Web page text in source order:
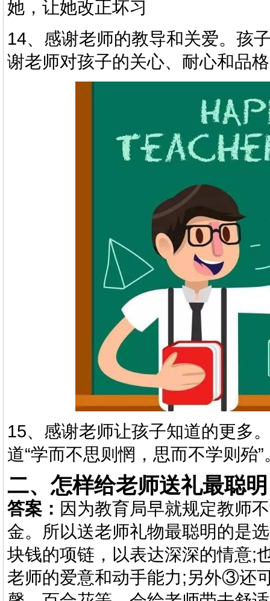
她，让她改正坏习
14、感谢老师的教导和关爱。孩
谢老师对孩子的关心、耐心和品
15、感谢老师让孩子知道的更多
道“学而不思则惘，思而不学则殆”
二、怎样给老师送礼最聪明
答案： 因为教育局早就规定教师
金。所以送老师礼物最聪明的是
块钱的项链，以表达深深的情意
老师的爱意和动手能力;另外③还